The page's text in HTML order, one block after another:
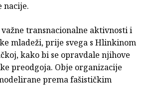
nacije.
važne transnacionalne aktivnosti i
mladeži, prije svega s Hlinkinom
kako bi se opravdale njihove
preodgoja. Obje organizacije
prema fašističkim